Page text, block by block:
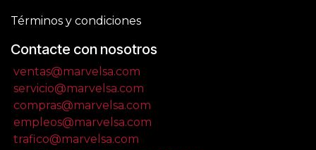
Términos y condiciones
Contacte con nosotros
ventas@marvelsa.com
servicio@marvelsa.com
compras@marvelsa.com
empleos@marvelsa.com
trafico@marvelsa.com